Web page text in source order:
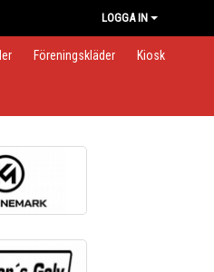
LOGGA IN
Föreningskläder Kiosk